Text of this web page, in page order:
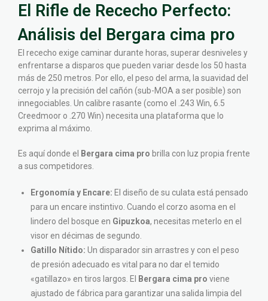
El Rifle de Rececho Perfecto:
Análisis del Bergara cima pro
El rececho exige caminar durante horas, superar desniveles y
enfrentarse a disparos que pueden variar desde los 50 hasta
más de 250 metros. Por ello, el peso del arma, la suavidad del
cerrojo y la precisión del cañón (sub-MOA a ser posible) son
innegociables. Un calibre rasante (como el .243 Win, 6.5
Creedmoor o .270 Win) necesita una plataforma que lo
exprima al máximo.
Es aquí donde el Bergara cima pro brilla con luz propia frente
a sus competidores.
Ergonomía y Encare: El diseño de su culata está pensado
para un encare instintivo. Cuando el corzo asoma en el
lindero del bosque en Gipuzkoa, necesitas meterlo en el
visor en décimas de segundo.
Gatillo Nítido: Un disparador sin arrastres y con el peso
de presión adecuado es vital para no dar el temido
«gatillazo» en tiros largos. El
Bergara cima pro viene
ajustado de fábrica para garantizar una salida limpia del